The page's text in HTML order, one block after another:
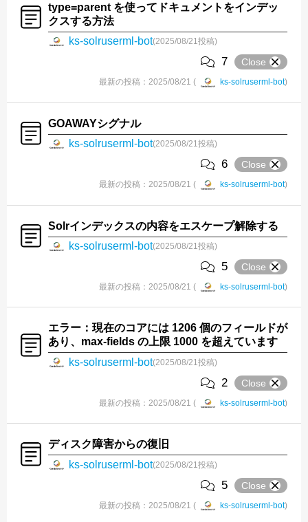
type=parent を使ってドキュメントをインデッ
クスする方法
ks-solruserml-bot(2025/08/21投稿)
7 Close
最新の投稿：2025/08/21 ( ks-solruserml-bot)
GOAWAYシグナル
ks-solruserml-bot(2025/08/21投稿)
6 Close
最新の投稿：2025/08/21 ( ks-solruserml-bot)
Solrインデックスの内容をエスケープ解除する
ks-solruserml-bot(2025/08/21投稿)
5 Close
最新の投稿：2025/08/21 ( ks-solruserml-bot)
エラー：現在のコアには 1206 個のフィールドが
あり、max-fields の上限 1000 を超えています
ks-solruserml-bot(2025/08/21投稿)
2 Close
最新の投稿：2025/08/21 ( ks-solruserml-bot)
ディスク障害からの復旧
ks-solruserml-bot(2025/08/21投稿)
5 Close
最新の投稿：2025/08/21 ( ks-solruserml-bot)